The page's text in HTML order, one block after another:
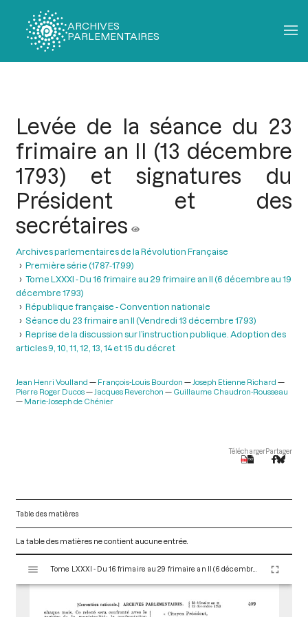
ARCHIVES
PARLEMENTAIRES
Levée de la séance du 23
frimaire an II (13 décembre
1793) et signatures du
Président et des
secrétaires
Archives parlementaires de la Révolution Française
Première série (1787-1799)
Tome LXXXI - Du 16 frimaire au 29 frimaire an II (6 décembre au 19
décembre 1793)
République française - Convention nationale
Séance du 23 frimaire an II (Vendredi 13 décembre 1793)
Reprise de la discussion sur l’instruction publique. Adoption des
articles 9, 10, 11, 12, 13, 14 et 15 du décret
Jean Henri Voulland François-Louis Bourdon
Joseph Etienne Richard
Pierre Roger Ducos
Jacques Reverchon
Guillaume Chaudron-Rousseau
Marie-Joseph de Chénier
TéléchargerPartager
Table des matières
La table des matières ne contient aucune entrée.
s
Tome LXXXI - Du 16 frimaire au 29 frimaire an II (6 décembre au 19 décembre 1793)